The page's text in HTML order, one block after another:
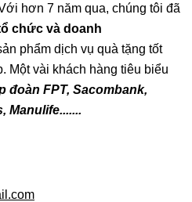
hơn 7 năm qua, chúng tôi đã
chức và doanh
phẩm dịch vụ quà tặng tốt
Một vài khách hàng tiêu biểu
đoàn FPT, Sacombank,
Manulife.......